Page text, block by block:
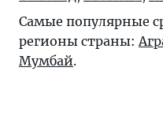
Самые популярные
регионы страны:
Мумбай.